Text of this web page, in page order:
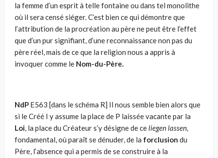
la femme d’un esprit à telle fontaine ou dans tel monolithe
où il sera censé siéger. C’est bien ce qui démontre que
l’attribution de la procréation au père ne peut être l’effet
que d’un pur signifiant, d’une reconnaissance non pas du
père réel, mais de ce que la religion nous a appris à
invoquer comme le Nom-du-Père.
NdP E563 [dans le schéma R] Il nous semble bien alors que
si le Créé I y assume la place de P laissée vacante par la
Loi, la place du Créateur s’y désigne de celiegen lassen,
fondamental, où paraît se dénuder, de la forclusion du
Père, l’absence qui a permis de se construire à la